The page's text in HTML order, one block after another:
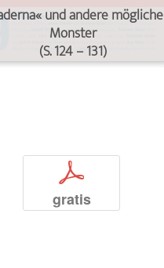
und andere mögliche
Monster
(S. 124 – 131)
p
gratis